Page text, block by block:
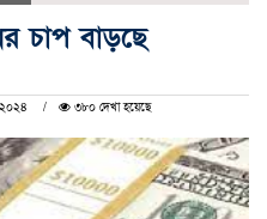
চাপ বাড়ছে
৩৮০ দেখা হয়েছে